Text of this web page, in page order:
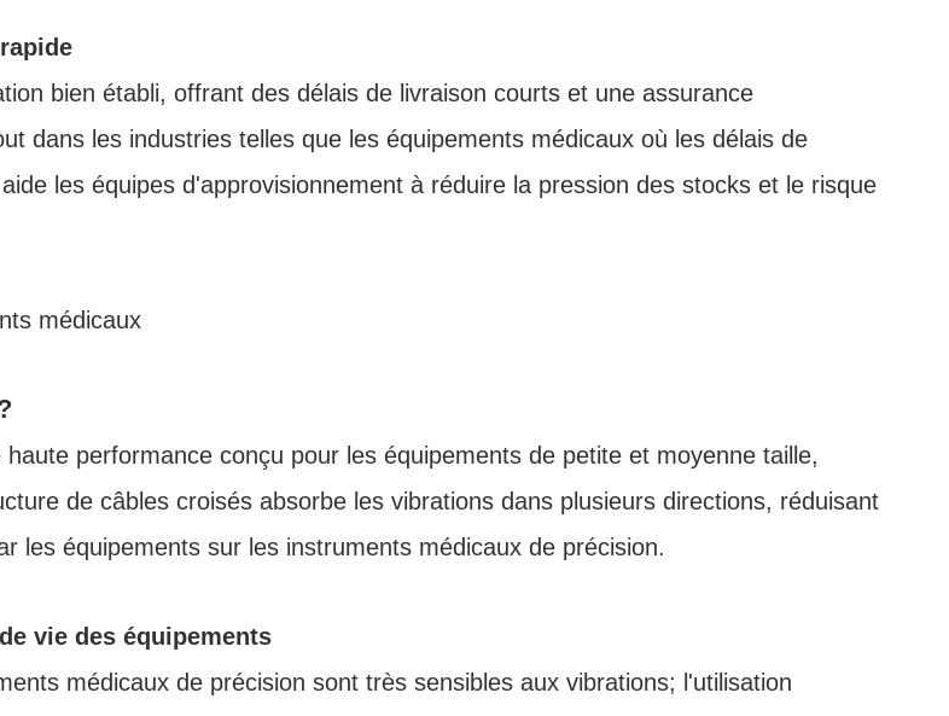
bien établi, offrant des délais de livraison courts et une assurance
dans les industries telles que les équipements médicaux où les délais de
les équipes d'approvisionnement à réduire la pression des stocks et le risque
médicaux
performance conçu pour les équipements de petite et moyenne taille,
de câbles croisés absorbe les vibrations dans plusieurs directions, réduisant
les équipements sur les instruments médicaux de précision.
vie des équipements
médicaux de précision sont très sensibles aux vibrations; l'utilisation